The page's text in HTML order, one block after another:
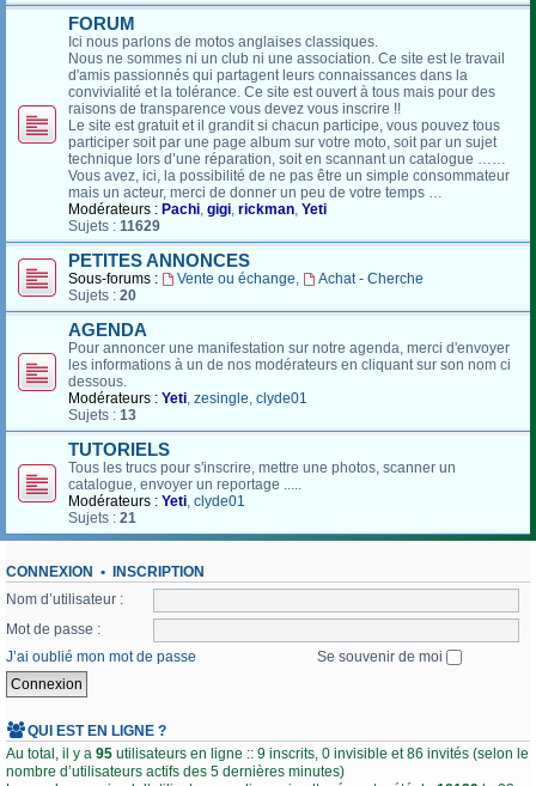
FORUM
Ici nous parlons de motos anglaises classiques.
Nous ne sommes ni un club ni une association. Ce site est le travail
d'amis passionnés qui partagent leurs connaissances dans la
convivialité et la tolérance. Ce site est ouvert à tous mais pour des
raisons de transparence vous devez vous inscrire !!
Le site est gratuit et il grandit si chacun participe, vous pouvez tous
participer soit par une page album sur votre moto, soit par un sujet
technique lors d’une réparation, soit en scannant un catalogue ……
Vous avez, ici, la possibilité de ne pas être un simple consommateur
mais un acteur, merci de donner un peu de votre temps …
Modérateurs : Pachi, gigi, rickman, Yeti
Sujets : 11629
PETITES ANNONCES
Sous-forums : Vente ou échange,
Achat - Cherche
Sujets : 20
AGENDA
Pour annoncer une manifestation sur notre agenda, merci d'envoyer
les informations à un de nos modérateurs en cliquant sur son nom ci
dessous.
Modérateurs : Yeti, zesingle, clyde01
Sujets : 13
TUTORIELS
Tous les trucs pour s'inscrire, mettre une photos, scanner un
catalogue, envoyer un reportage .....
Modérateurs : Yeti, clyde01
Sujets : 21
CONNEXION • INSCRIPTION
Nom d’utilisateur :
Mot de passe :
J’ai oublié mon mot de passe
Se souvenir de moi
QUI EST EN LIGNE ?
Au total, il y a 95 utilisateurs en ligne :: 9 inscrits, 0 invisible et 86 invités (selon le
nombre d’utilisateurs actifs des 5 dernières minutes)